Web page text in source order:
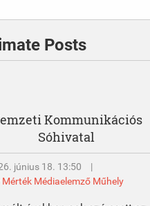
Posts
Kommunikációs
Sóhivatal
június 18. 13:50
Mérték Médiaelemző Műhely